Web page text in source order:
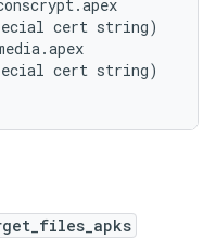
cert string)
cert string)